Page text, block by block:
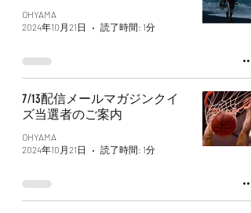
OHYAMA
2024年10月21日
読了時間: 1分
7/13配信メールマガジンクイ
ズ当選者のご案内
OHYAMA
2024年10月21日
読了時間: 1分